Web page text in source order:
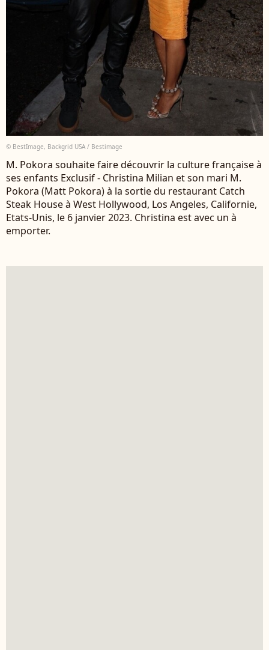
© BestImage, Backgrid USA / Bestimage
M. Pokora souhaite faire découvrir la culture française à
ses enfants Exclusif - Christina Milian et son mari M.
Pokora (Matt Pokora) à la sortie du restaurant Catch
Steak House à West Hollywood, Los Angeles, Californie,
Etats-Unis, le 6 janvier 2023. Christina est avec un à
emporter.